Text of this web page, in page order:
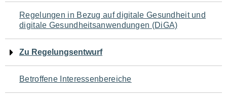
Navigation
für
den
Seiteninhalt
Regelungen in Bezug auf digitale Gesundheit und
digitale Gesundheitsanwendungen (DiGA)
Zu Regelungsentwurf
Betroffene Interessenbereiche